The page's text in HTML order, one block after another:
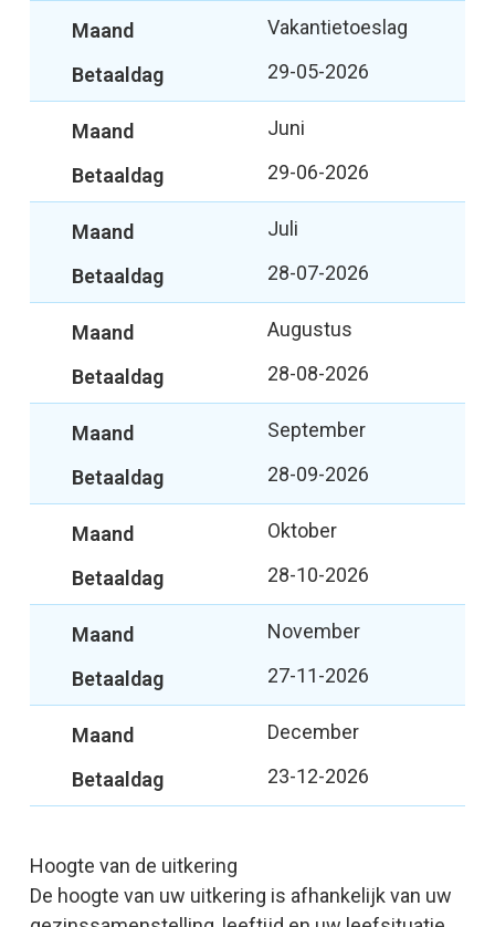
Vakantietoeslag
29-05-2026
Juni
29-06-2026
Juli
28-07-2026
Augustus
28-08-2026
September
28-09-2026
Oktober
28-10-2026
November
27-11-2026
December
23-12-2026
Hoogte van de uitkering
De hoogte van uw uitkering is afhankelijk van uw